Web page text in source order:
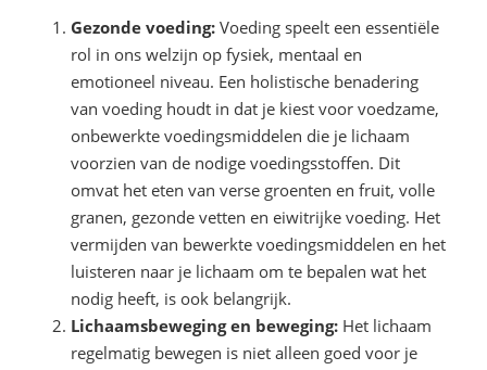
Gezonde voeding: Voeding speelt een essentiële
rol in ons welzijn op fysiek, mentaal en
emotioneel niveau. Een holistische benadering
van voeding houdt in dat je kiest voor voedzame,
onbewerkte voedingsmiddelen die je lichaam
voorzien van de nodige voedingsstoffen. Dit
omvat het eten van verse groenten en fruit, volle
granen, gezonde vetten en eiwitrijke voeding. Het
vermijden van bewerkte voedingsmiddelen en het
luisteren naar je lichaam om te bepalen wat het
nodig heeft, is ook belangrijk.
Lichaamsbeweging en beweging: Het lichaam
regelmatig bewegen is niet alleen goed voor je